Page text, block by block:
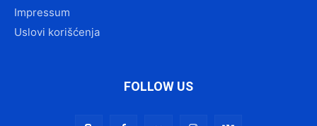
Impressum
Uslovi korišćenja
FOLLOW US